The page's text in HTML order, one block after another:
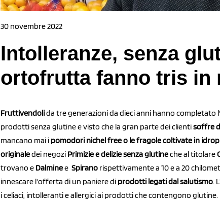
30 novembre 2022
Intolleranze, senza
ortofrutta fanno tris in
Fruttivendolida tre generazioni da dieci anni hanno completato
prodotti senza glutine e visto che la gran parte dei clientisoffre
mancano mai i pomodori nichel free o le fragole coltivate in
originaledei negozi Primizie e delizie senza glutineche al titolare
trovano e Dalminee Spirano rispettivamente a 10 e a 20
innescare l'offerta di un paniere di prodotti legati dal salutismo.
i celiaci, intolleranti e allergici ai prodotti che contengono